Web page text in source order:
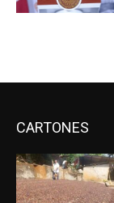
CARTONES